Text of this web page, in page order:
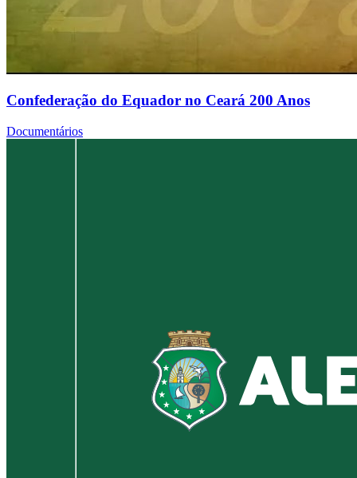
Confederação do Equador no Ceará 200 Anos
Documentários